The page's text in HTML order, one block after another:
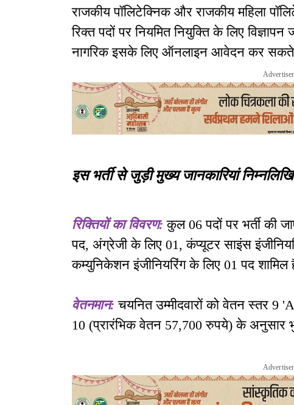
राजकीय पॉलिटेक्निक और राजकीय महिला
रिक्त पदों पर नियमित नियुक्ति के लिए
नागरिक इसके लिए ऑनलाइन आवेदन कर
इस भर्ती से जुड़ी मुख्य जानकारियां
रिक्तियों का विवरण:कुल 06 पदों पर भर्ती की
पद, अंग्रेजी के लिए 01, कंप्यूटर साइंस
कम्युनिकेशन इंजीनियरिंग के लिए 01 पद शामिल
वेतनमान: चयनित उम्मीदवारों को वेतन स्तर 9
10 (प्रारंभिक वेतन 57,700 रुपये) के अनुसार